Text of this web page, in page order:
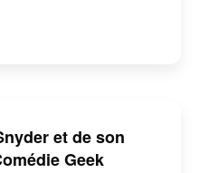
et de son
Geek